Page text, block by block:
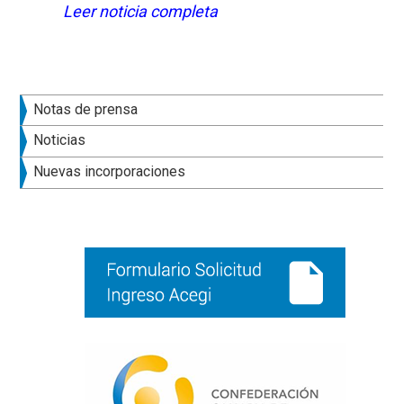
Leer noticia completa
Barra
lateral
principal
Notas de prensa
Noticias
Nuevas incorporaciones